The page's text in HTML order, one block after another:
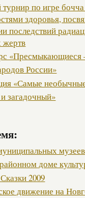
по игре
здоровья,
последствий
жертв
«Пресмыкающиеся
России»
«Самые
загадочный»
музеев
доме
2009
движение на